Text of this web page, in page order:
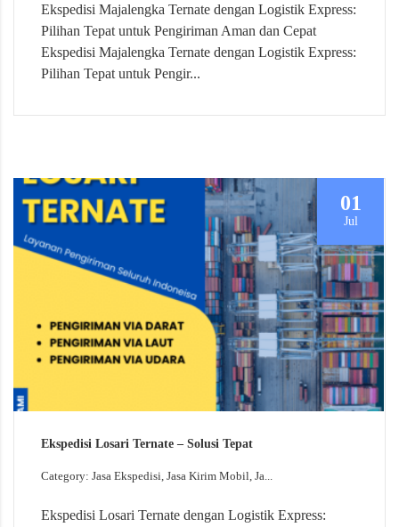
Ekspedisi Majalengka Ternate dengan Logistik Express:
Pilihan Tepat untuk Pengiriman Aman dan Cepat
Ekspedisi Majalengka Ternate dengan Logistik Express:
Pilihan Tepat untuk Pengir...
01
Jul
Ekspedisi Losari Ternate – Solusi Tepat
Category: Jasa Ekspedisi, Jasa Kirim Mobil, Ja...
Ekspedisi Losari Ternate dengan Logistik Express: